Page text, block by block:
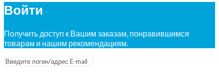
Войти
Получить доступ к Вашим заказам, понравившимся
товарам и нашим рекомендациям.